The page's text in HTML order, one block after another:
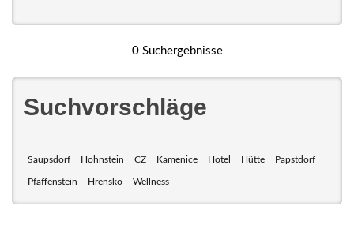
0 Suchergebnisse
Suchvorschläge
Saupsdorf Hohnstein CZ Kamenice Hotel Hütte Papstdorf
Pfaffenstein Hrensko Wellness